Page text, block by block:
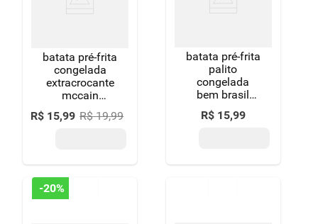
batata pré-frita
congelada
extracrocante
mccain
airfryer pacote
600g
R$ 15,99 R$ 19,99
batata pré-frita
palito
congelada
bem brasil
mais batata!
pacote 700g
R$ 15,99
-20%
chocolate